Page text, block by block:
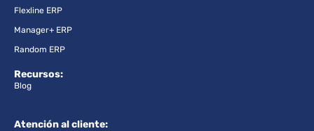
Flexline ERP
Manager+ ERP
Random ERP
Recursos:
Blog
Atención al cliente: